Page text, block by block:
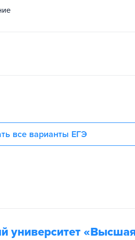
все варианты ЕГЭ
университет